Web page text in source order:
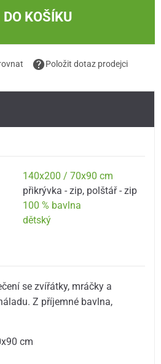
DO KOŠÍKU
Položit dotaz prodejci
140x200 / 70x90 cm
přikrývka - zip, polštář - zip
100 % bavlna
dětský
se zvířátky, mráčky a
Z příjemné bavlna,
cm